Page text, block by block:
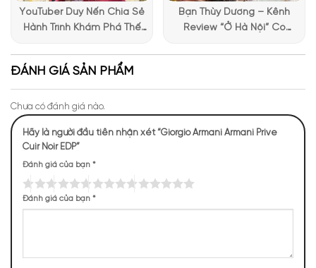
Mùi hương nước hoa
NHỮNG NOTE HƯƠNG THEO CẢM NHẬN
340 (16,25%) 329 (15,73%) 287 (13,72%)
80 (3,82%)
YouTuber Duy Nến Chia Sẻ
Hành Trình Khám Phá Thế
Bạn Thùy Dương – Kênh
Review “Ở Hà Nội” Có
ĐÁNH GIÁ SẢN PHẨM
Chưa có đánh giá nào.
Hãy là người đầu tiên nhận xét “Giorgio Armani Armani Prive
Cuir Noir EDP”
Đánh giá của bạn *
Đánh giá của bạn *